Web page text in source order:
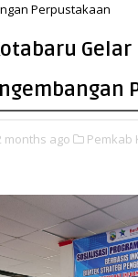
Perpustakaan
months ago Pemkab